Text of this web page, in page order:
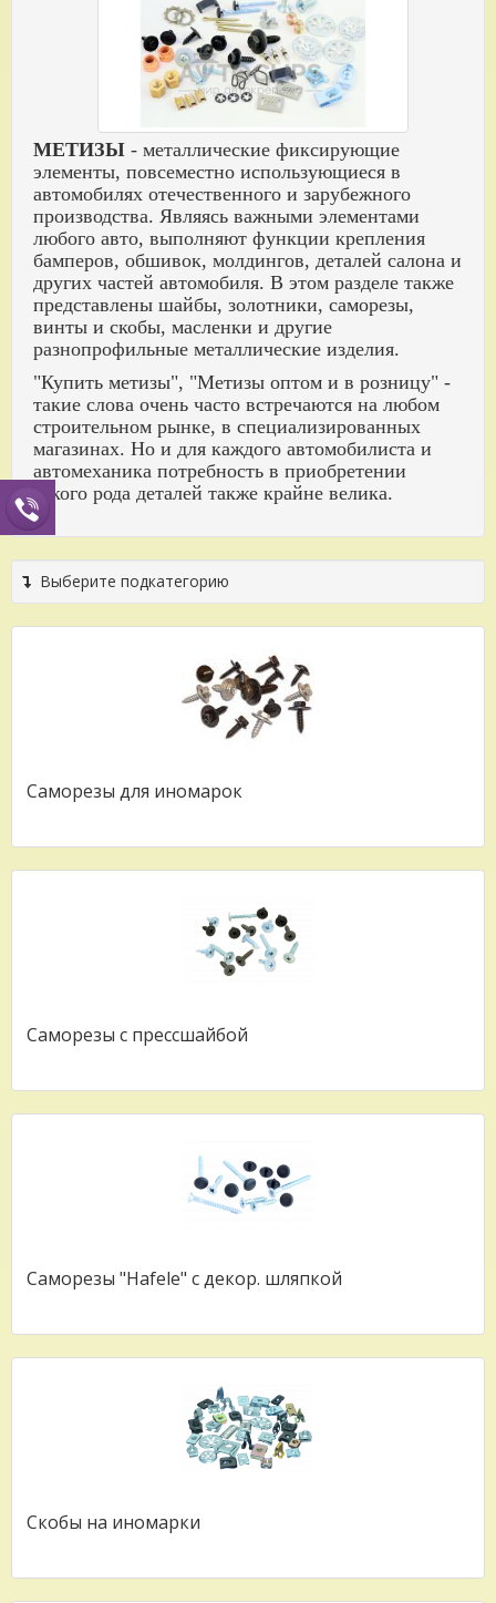
МЕТИЗЫ - металлические фиксирующие
элементы, повсеместно использующиеся в
автомобилях отечественного и зарубежного
производства. Являясь важными элементами
любого авто, выполняют функции крепления
бамперов, обшивок, молдингов, деталей салона и
других частей автомобиля. В этом разделе также
представлены шайбы, золотники, саморезы,
винты и скобы, масленки и другие
разнопрофильные металлические изделия.
"Купить метизы", "Метизы оптом и в розницу" -
такие слова очень часто встречаются на любом
строительном рынке, в специализированных
магазинах. Но и для каждого автомобилиста и
автомеханика потребность в приобретении
такого рода деталей также крайне велика.
Выберите подкатегорию
Саморезы для иномарок
Саморезы с прессшайбой
Саморезы "Hafele" с декор. шляпкой
Скобы на иномарки